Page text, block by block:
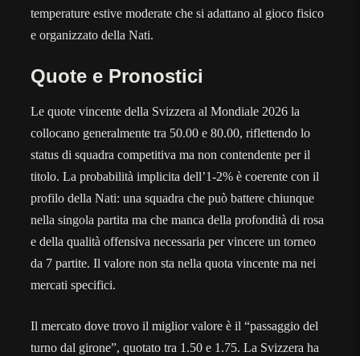
temperature estive moderate che si adattano al gioco fisico
e organizzato della Nati.
Quote e Pronostici
Le quote vincente della Svizzera al Mondiale 2026 la
collocano generalmente tra 50.00 e 80.00, riflettendo lo
status di squadra competitiva ma non contendente per il
titolo. La probabilità implicita dell’1-2% è coerente con il
profilo della Nati: una squadra che può battere chiunque
nella singola partita ma che manca della profondità di rosa
e della qualità offensiva necessaria per vincere un torneo
da 7 partite. Il valore non sta nella quota vincente ma nei
mercati specifici.
Il mercato dove trovo il miglior valore è il “passaggio del
turno dal girone”, quotato tra 1.50 e 1.75. La Svizzera ha